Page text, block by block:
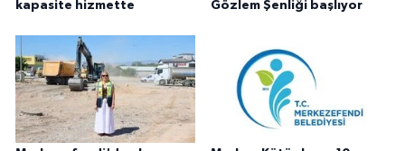
kapasite hizmette
Gözlem Şenliği başlıyor